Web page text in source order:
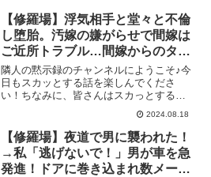
【修羅場】浮気相手と堂々と不倫
し堕胎。汚嫁の嫌がらせで間嫁は
ご近所トラブル…間嫁からのタレ
コミで不倫を知った俺は協力して
徹底的に制裁へ。スカッとする話
隣人の黙示録のチャンネルにようこそ♪今
日もスカッとする話を楽しんでくださ
い！ちなみに、皆さんはスカっとする話
はお好きですか？アニメ系、ライン
(LINE)系など様々なスカッとする動画が
たくさんあると思いますが、隣人の黙示
録では実話や2ch(2...
2024.08.18
【修羅場】夜道で男に襲われた！
→私「逃げないで！」男が車を急
発進！ドアに巻き込まれ数メート